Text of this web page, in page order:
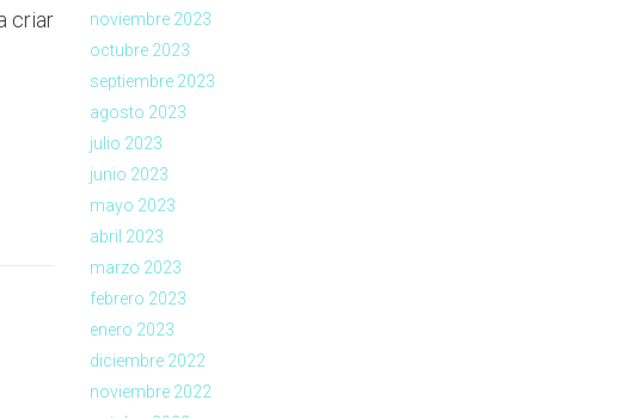
criar
noviembre 2023
octubre 2023
septiembre 2023
agosto 2023
julio 2023
junio 2023
mayo 2023
abril 2023
marzo 2023
febrero 2023
enero 2023
diciembre 2022
noviembre 2022